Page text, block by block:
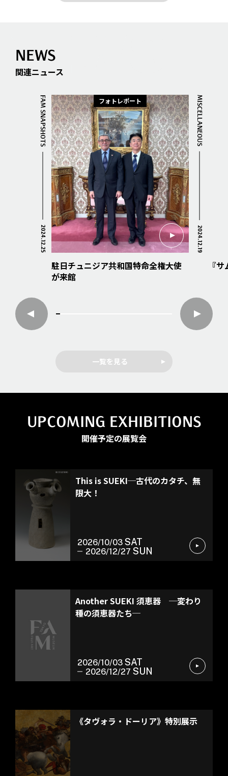
NEWS
関連ニュース
FAM SNAPSHOTS
2024.12.25
フォトレポート
駐日チュニジア共和国特命全権大使
が来館
MISCELLANEOUS
2024.12.19
『
一覧を見る
UPCOMING EXHIBITIONS
開催予定の展覧会
This is SUEKI─古代のカタチ、無
限大！
2026/10/03 SAT
2026/12/27 SUN
Another SUEKI 須恵器 ─変わり
種の須恵器たち─
2026/10/03 SAT
2026/12/27 SUN
《タヴォラ・ドーリア》特別展示